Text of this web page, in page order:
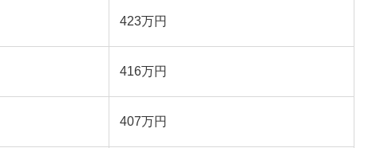
423万円
416万円
407万円